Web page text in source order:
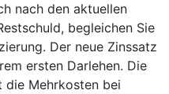
nach den aktuellen
begleichen Sie
Der neue Zinssatz
ersten Darlehen. Die
die Mehrkosten bei